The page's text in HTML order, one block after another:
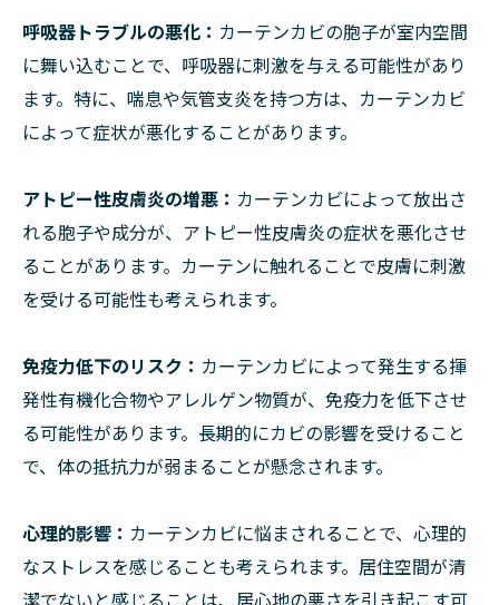
呼吸器トラブルの悪化： カーテンカビの胞子が室内空間
に舞い込むことで、呼吸器に刺激を与える可能性があり
ます。特に、喘息や気管支炎を持つ方は、カーテンカビ
によって症状が悪化することがあります。
アトピー性皮膚炎の増悪： カーテンカビによって放出さ
れる胞子や成分が、アトピー性皮膚炎の症状を悪化させ
ることがあります。カーテンに触れることで皮膚に刺激
を受ける可能性も考えられます。
免疫力低下のリスク： カーテンカビによって発生する揮
発性有機化合物やアレルゲン物質が、免疫力を低下させ
る可能性があります。長期的にカビの影響を受けること
で、体の抵抗力が弱まることが懸念されます。
心理的影響： カーテンカビに悩まされることで、心理的
なストレスを感じることも考えられます。居住空間が清
潔でないと感じることは、居心地の悪さを引き起こす可